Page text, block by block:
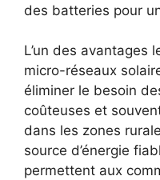
des batteries⁢ pour
L’un des⁤ avantages
micro-réseaux
éliminer le besoin
coûteuses et
dans les zones
source d’énergie⁤
permettent ⁢aux